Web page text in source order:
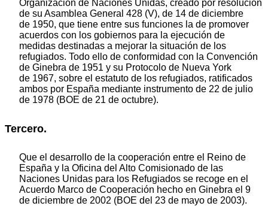
Organización de Naciones Unidas, creado por resolución
de su Asamblea General 428 (V), de 14 de diciembre
de 1950, que tiene entre sus funciones la de promover
acuerdos con los gobiernos para la ejecución de
medidas destinadas a mejorar la situación de los
refugiados. Todo ello de conformidad con la Convención
de Ginebra de 1951 y su Protocolo de Nueva York
de 1967, sobre el estatuto de los refugiados, ratificados
ambos por España mediante instrumento de 22 de julio
de 1978 (BOE de 21 de octubre).
Tercero.
Que el desarrollo de la cooperación entre el Reino de
España y la Oficina del Alto Comisionado de las
Naciones Unidas para los Refugiados se recoge en el
Acuerdo Marco de Cooperación hecho en Ginebra el 9
de diciembre de 2002 (BOE del 23 de mayo de 2003).